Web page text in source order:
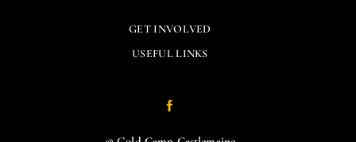
GET INVOLVED
USEFUL LINKS